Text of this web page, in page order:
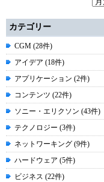
カテゴリー
CGM (28件)
アイデア (18件)
アプリケーション (2件)
コンテンツ (22件)
ソニー・エリクソン (43件)
テクノロジー (3件)
ネットワーキング (9件)
ハードウェア (5件)
ビジネス (22件)